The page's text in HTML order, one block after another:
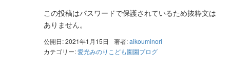
この投稿はパスワードで保護されているため抜粋文は
ありません。
公開日: 2021年1月15日 著者:aikouminori
カテゴリー:愛光みのりこども園園ブログ